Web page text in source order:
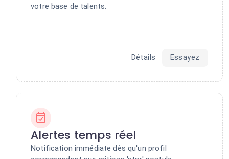
votre base de talents.
Détails Essayez
Alertes temps réel
Notification immédiate dès qu'un profil